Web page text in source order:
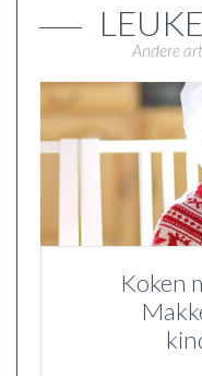
Andere
Koken